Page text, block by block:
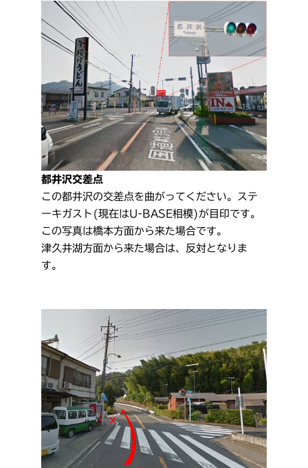
都井沢交差点
この都井沢の交差点を曲がってください。ステ
ーキガスト(現在はU-BASE相模)が目印です。
この写真は橋本方面から来た場合です。
津久井湖方面から来た場合は、反対となりま
す。